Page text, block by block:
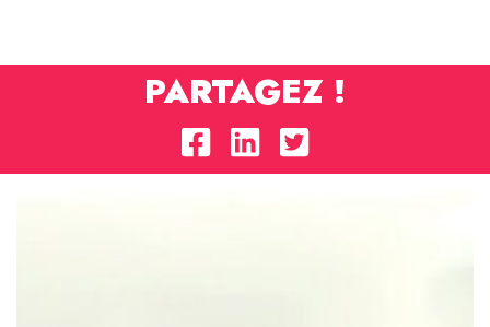
PARTAGEZ !